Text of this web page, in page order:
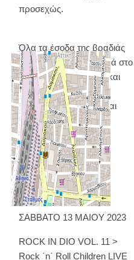
προσεχώς.
Όλα τα έσοδα της βραδιάς
θα διατεθούν ως δωρεά στο
σύλλογο υποστήριξης και
ενημέρωσης για τον
καρκίνο της παιδικής και
εφηβικής ηλικίας:
ΚΑΡΚΙΝΑΚΙ
www.karkinaki.gr
info:
ΣΑΒΒΑΤΟ 13 ΜΑΙΟΥ 2023
ROCK IN DIO VOL. 11 >
Rock ΄n΄ Roll Children LIVE